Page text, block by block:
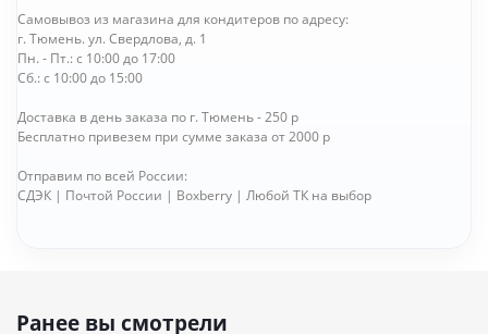
Самовывоз из магазина для кондитеров по адресу:
г. Тюмень. ул. Свердлова, д. 1
Пн. - Пт.: с 10:00 до 17:00
Сб.: с 10:00 до 15:00
Доставка в день заказа по г. Тюмень - 250 р
Бесплатно привезем при сумме заказа от 2000 р
Отправим по всей России:
СДЭК | Почтой России | Boxberry | Любой ТК на выбор
Ранее вы смотрели